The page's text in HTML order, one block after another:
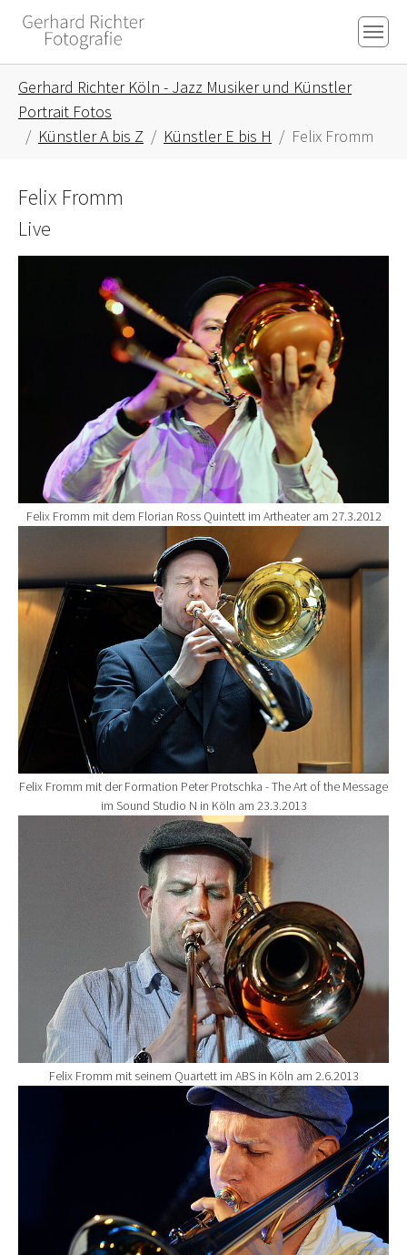
Skip to main content
Skip to page footer
Gerhard Richter Köln - Jazz Musiker und Künstler
Portrait Fotos
Künstler A bis Z
Künstler E bis H Felix Fromm
Felix Fromm
Live
Felix Fromm mit dem Florian Ross Quintett im Artheater am 27.3.2012
Show larger version for:
Felix Fromm mit der Formation Peter Protschka - The Art of the Message
im Sound Studio N in Köln am 23.3.2013
Show larger version for:
Felix Fromm mit seinem Quartett im ABS in Köln am 2.6.2013